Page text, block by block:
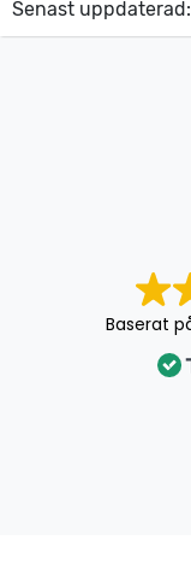
Senast
Baserat
Jätte bra